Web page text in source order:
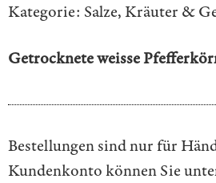
Kategorie: Salze, Kräuter &
Getrocknete weisse
Bestellungen sind nur für
Kundenkonto können Sie